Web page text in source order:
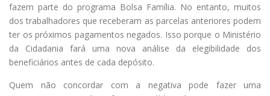
fazem parte do programa Bolsa Família. No entanto, muitos
dos trabalhadores que receberam as parcelas anteriores podem
ter os próximos pagamentos negados. Isso porque o Ministério
da Cidadania fará uma nova análise da elegibilidade dos
beneficiários antes de cada depósito.
Quem não concordar com a negativa pode fazer uma